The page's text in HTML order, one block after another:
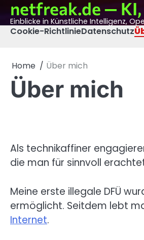
Skip
content
netfreak.de —
Einblicke in Künstliche Intelligenz,
Cookie-RichtlinieDatenschutz
Home Über mich
Über mich
Als technikaffiner
die man für sinnvoll
Meine erste illegale DFÜ
ermöglicht. Seitdem lebt
Internet.